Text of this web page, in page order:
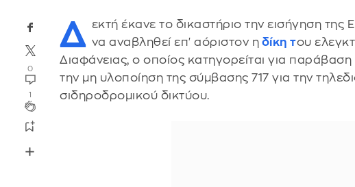
0
1
Δ εκτή έκανε το δικαστήριο την εισήγηση της
να αναβληθεί επ' αόριστον η δίκη του
Διαφάνειας, ο οποίος κατηγορείται για
την μη υλοποίηση της σύμβασης 717 για την
σιδηροδρομικού δικτύου.